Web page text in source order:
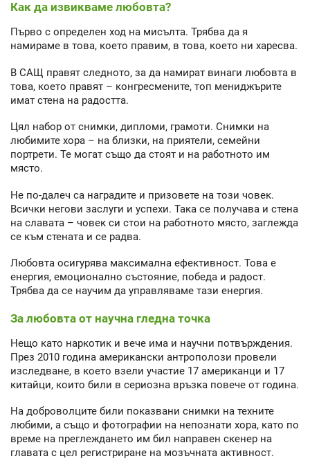
Как да извикваме любовта?
Първо с определен ход на мисълта. Трябва да я
намираме в това, което правим, в това, което ни харесва.
В САЩ правят следното, за да намират винаги любовта в
това, което правят – конгресмените, топ мениджърите
имат стена на радостта.
Цял набор от снимки, дипломи, грамоти. Снимки на
любимите хора – на близки, на приятели, семейни
портрети. Те могат също да стоят и на работното им
място.
Не по-далеч са наградите и призовете на този човек.
Всички негови заслуги и успехи. Така се получава и стена
на славата – човек си стои на работното място, заглежда
се към стената и се радва.
Любовта осигурява максимална ефективност. Това е
енергия, емоционално състояние, победа и радост.
Трябва да се научим да управляваме тази енергия.
За любовта от научна гледна точка
Нещо като наркотик и вече има и научни потвърждения.
През 2010 година американски антрополози провели
изследване, в което взели участие 17 американци и 17
китайци, които били в сериозна връзка повече от година.
На доброволците били показвани снимки на техните
любими, а също и фотографии на непознати хора, като по
време на преглеждането им бил направен скенер на
главата с цел регистриране на мозъчната активност.